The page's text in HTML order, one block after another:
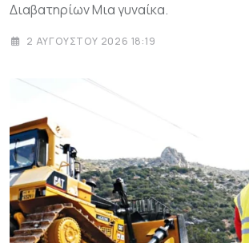
Διαβατηρίων Μια γυναίκα.
2 ΑΥΓΟΎΣΤΟΥ 2026 18:19